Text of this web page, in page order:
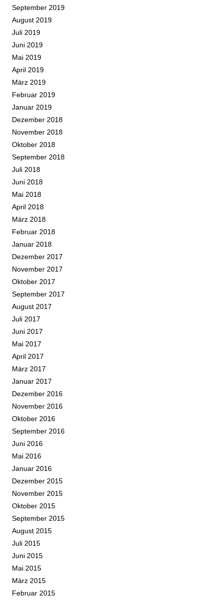
September 2019
August 2019
Juli 2019
Juni 2019
Mai 2019
April 2019
März 2019
Februar 2019
Januar 2019
Dezember 2018
November 2018
Oktober 2018
September 2018
Juli 2018
Juni 2018
Mai 2018
April 2018
März 2018
Februar 2018
Januar 2018
Dezember 2017
November 2017
Oktober 2017
September 2017
August 2017
Juli 2017
Juni 2017
Mai 2017
April 2017
März 2017
Januar 2017
Dezember 2016
November 2016
Oktober 2016
September 2016
Juni 2016
Mai 2016
Januar 2016
Dezember 2015
November 2015
Oktober 2015
September 2015
August 2015
Juli 2015
Juni 2015
Mai 2015
März 2015
Februar 2015